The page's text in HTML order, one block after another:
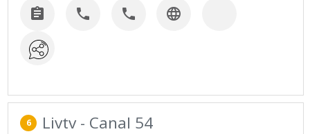
   
6 Livtv - Canal 54